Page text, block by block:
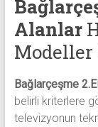
Alanlar
Bağlarçeşme
belirli kriterlere
televizyonun